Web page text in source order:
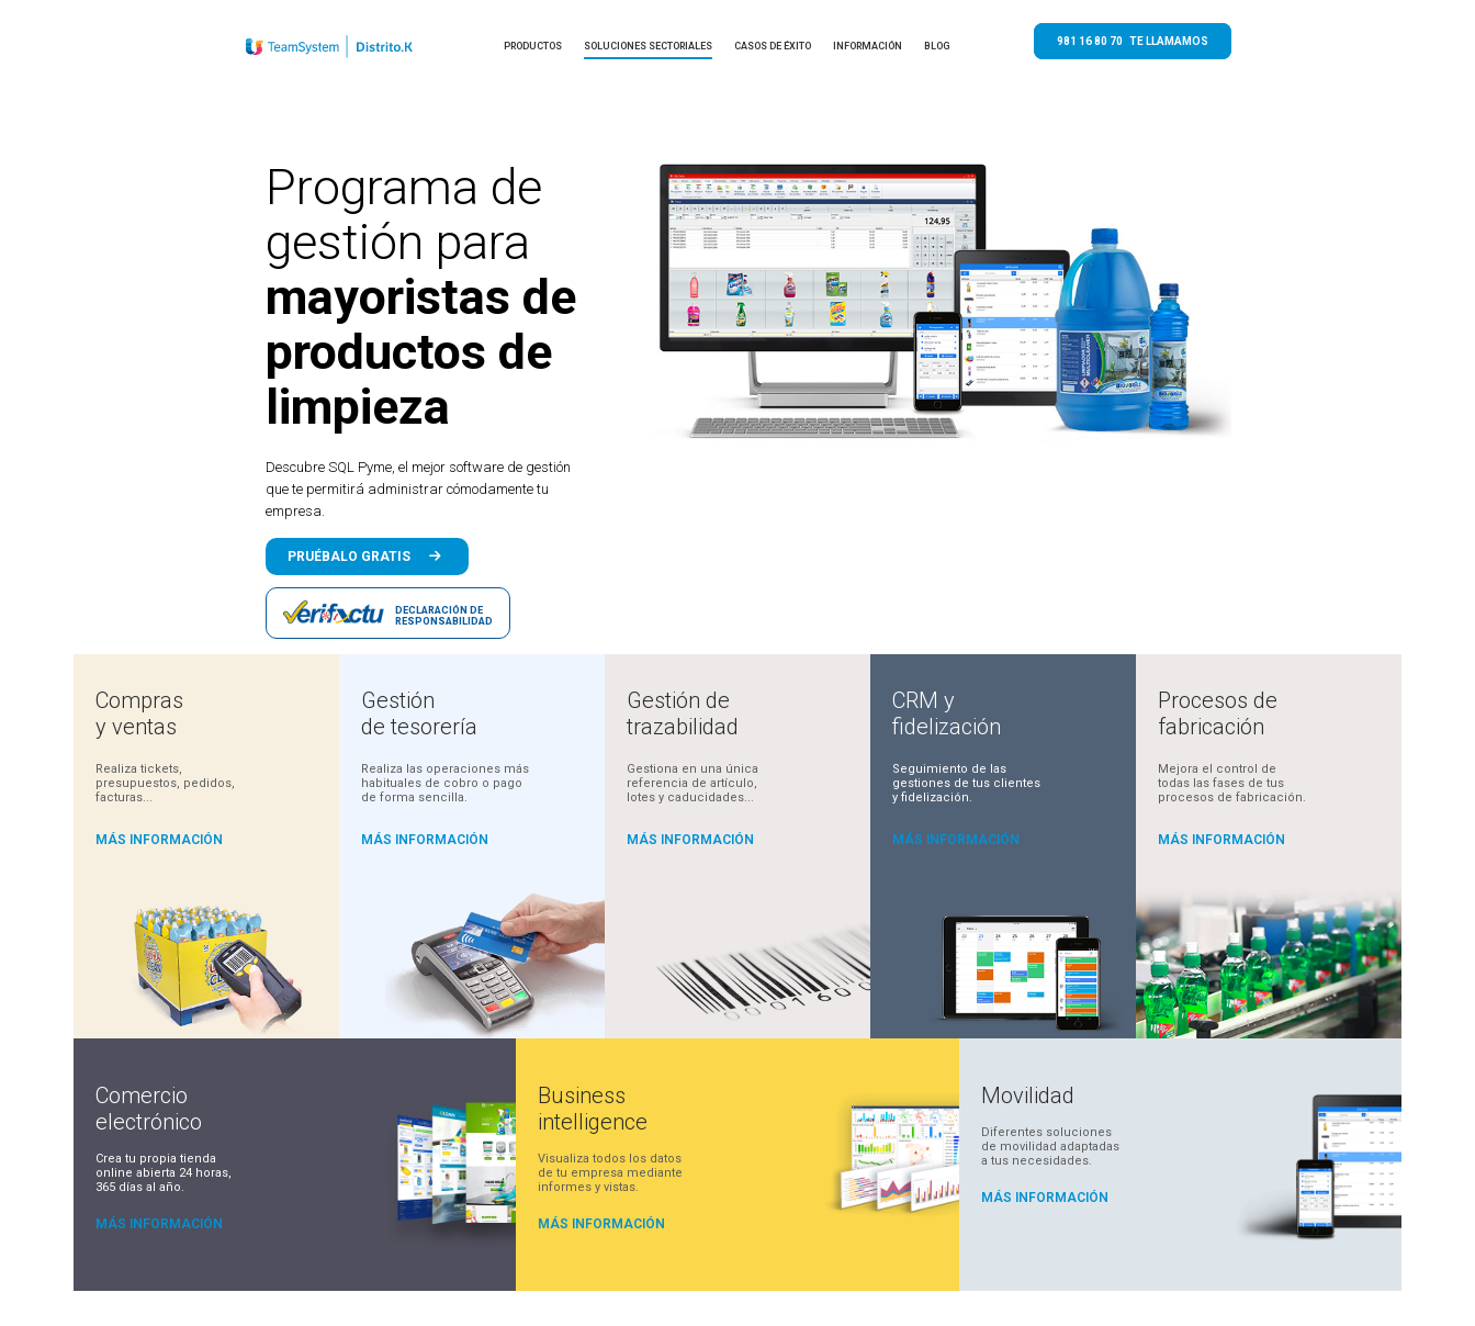
PRODUCTOS SOLUCIONES SECTORIALES CASOS DE ÉXITO INFORMACIÓN BLOG 981 16 80 70 TE LLAMAMOS
Programa de
gestión para
mayoristas de
productos de
limpieza
Descubre SQL Pyme, el mejor software de gestión
que te permitirá administrar cómodamente tu
empresa.
PRUÉBALO GRATIS
DECLARACIÓN DE
RESPONSABILIDAD
Compras
y ventas
Realiza tickets,
presupuestos, pedidos,
facturas...
MÁS INFORMACIÓN
Gestión
de tesorería
Realiza las operaciones más
habituales de cobro o pago
de forma sencilla.
MÁS INFORMACIÓN
Gestión de
trazabilidad
Gestiona en una única
referencia de artículo,
lotes y caducidades...
MÁS INFORMACIÓN
CRM y
fidelización
Seguimiento de las
gestiones de tus clientes
y fidelización.
MÁS INFORMACIÓN
Procesos de
fabricación
Mejora el control de
todas las fases de tus
procesos de fabricación.
MÁS INFORMACIÓN
Comercio
electrónico
Crea tu propia tienda
online abierta 24 horas,
365 días al año.
MÁS INFORMACIÓN
Business
intelligence
Visualiza todos los datos
de tu empresa mediante
informes y vistas.
MÁS INFORMACIÓN
Movilidad
Diferentes soluciones
de movilidad adaptadas
a tus necesidades.
MÁS INFORMACIÓN